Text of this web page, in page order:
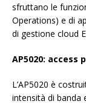
sfruttano le
Operations) e di
di gestione cloud
AP5020: access
L’AP5020 è
intensità di banda